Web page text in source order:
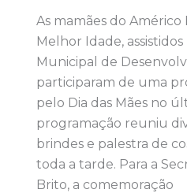
As mamães do
Melhor Idade,
Municipal de
participaram de uma
pelo Dia das Mães no
programação reuniu
brindes e palestra de
toda a tarde. Para a
Brito, a comemoração